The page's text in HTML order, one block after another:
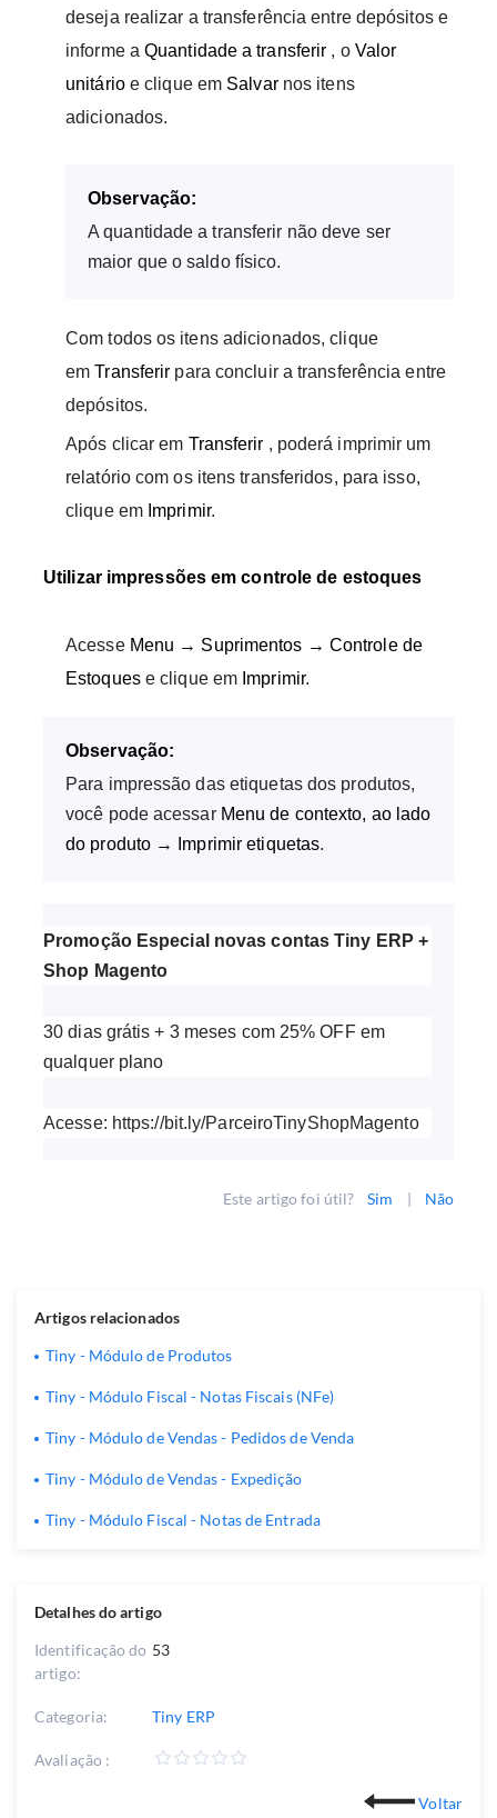
deseja realizar a transferência entre depósitos e
informe a Quantidade a transferir , o Valor
unitárioe clique em Salvarnos itens
adicionados.
Observação:
A quantidade a transferir não deve ser
maior que o saldo físico.
Com todos os itens adicionados, clique
emTransferir para concluir a transferência entre
depósitos.
Após clicar em Transferir , poderá imprimir um
relatório com os itens transferidos, para isso,
clique em Imprimir.
Utilizar impressões em controle de estoques
Acesse Menu → Suprimentos → Controle de
Estoquese clique em Imprimir.
Observação:
Para impressão das etiquetas dos produtos,
você pode acessarMenu de contexto, ao lado
do produto → Imprimir etiquetas.
Promoção Especial novas contas Tiny ERP +
Shop Magento
30 dias grátis + 3 meses com 25% OFF em
qualquer plano
Acesse: https://bit.ly/ParceiroTinyShopMagento
Este artigo foi útil? Sim | Não
Detalhes do artigo
Identificação do
artigo:
53
Categoria: Tiny ERP
Avaliação :
Voltar
Artigos relacionados
Tiny - Módulo de Produtos
Tiny - Módulo Fiscal - Notas Fiscais (NFe)
Tiny - Módulo de Vendas - Pedidos de Venda
Tiny - Módulo de Vendas - Expedição
Tiny - Módulo Fiscal - Notas de Entrada